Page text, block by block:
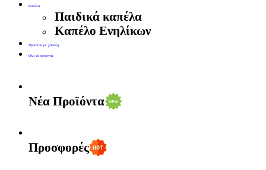
Καπέλα
Παιδικά καπέλα
Καπέλο Ενηλίκων
Προϊόντα με χάραξη
Όλα τα προϊόντα
Νέα Προϊόντα
Προσφορές